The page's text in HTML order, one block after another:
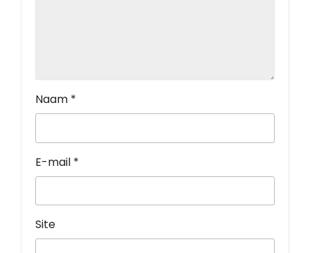
Naam *
E-mail *
Site